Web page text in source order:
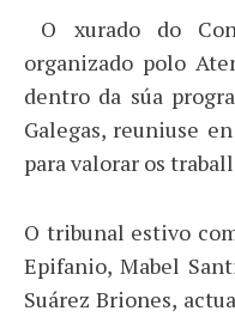
O xurado do
organizado polo
dentro da súa
Galegas, reuniuse
para valorar os
O tribunal estivo
Epifanio, Mabel
Suárez Briones,